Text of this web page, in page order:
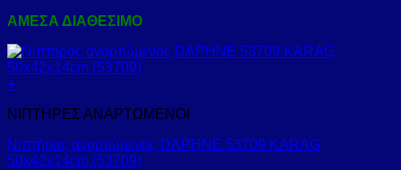
ΑΜΕΣΑ ΔΙΑΘΕΣΙΜΟ
+
ΝΙΠΤΗΡΕΣ ΑΝΑΡΤΩΜΕΝΟΙ
Νιπτήρας αναρτώμενος DAPHNE 53709 KARAG
50x42x14cm (53709)